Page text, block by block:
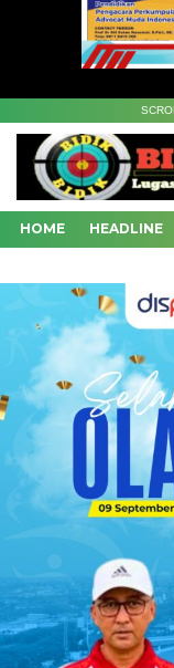
HOME HEADLINE